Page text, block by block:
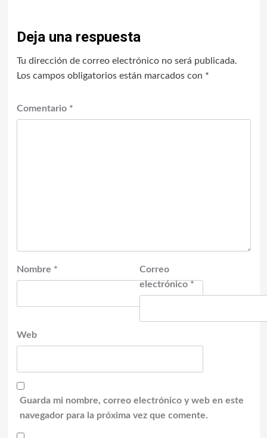
Deja una respuesta
Tu dirección de correo electrónico no será publicada.
Los campos obligatorios están marcados con *
Comentario *
Nombre *
Correo
electrónico*
Web
Guarda mi nombre, correo electrónico y web en este
navegador para la próxima vez que comente.